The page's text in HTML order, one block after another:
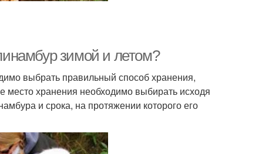
зимой и летом?
выбрать правильный способ хранения,
место хранения необходимо выбирать исходя
и срока, на протяжении которого его